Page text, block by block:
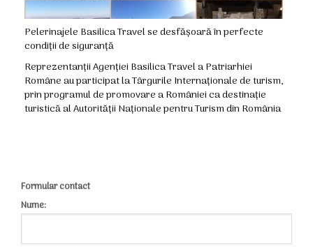
Pelerinajele Basilica Travel se desfășoară în perfecte
condiții de siguranță
Reprezentanții Agenției Basilica Travel a Patriarhiei
Române au participat la Târgurile Internaționale de turism,
prin programul de promovare a României ca destinație
turistică al Autorității Naționale pentru Turism din România
Formular contact
Nume: